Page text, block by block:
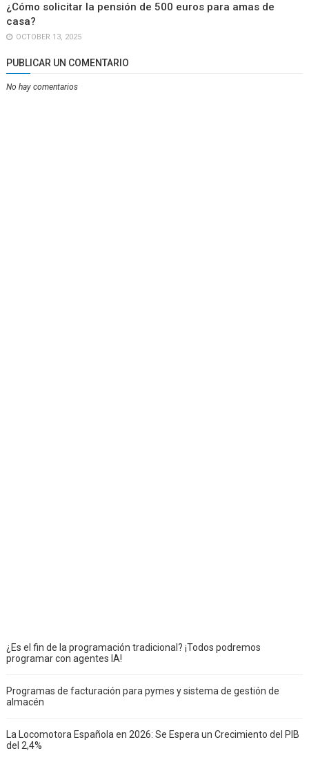
¿Cómo solicitar la pensión de 500 euros para amas de
casa?
OCTOBER 13, 2025
PUBLICAR UN COMENTARIO
No hay comentarios
¿Es el fin de la programación tradicional? ¡Todos podremos
programar con agentes IA!
Programas de facturación para pymes y sistema de gestión de
almacén
La Locomotora Española en 2026: Se Espera un Crecimiento del PIB
del 2,4%